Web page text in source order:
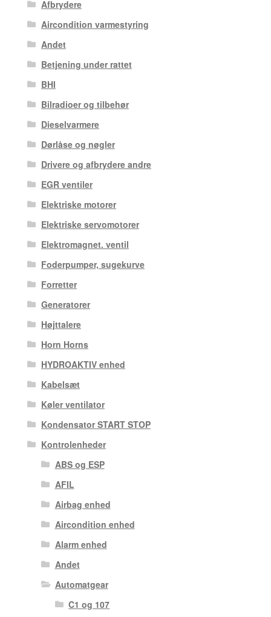
Afbrydere
Aircondition varmestyring
Andet
Betjening under rattet
BHI
Bilradioer og tilbehør
Dieselvarmere
Dørlåse og nøgler
Drivere og afbrydere andre
EGR ventiler
Elektriske motorer
Elektriske servomotorer
Elektromagnet. ventil
Foderpumper, sugekurve
Forretter
Generatorer
Højttalere
Horn Horns
HYDROAKTIV enhed
Kabelsæt
Køler ventilator
Kondensator START STOP
Kontrolenheder
ABS og ESP
AFIL
Airbag enhed
Aircondition enhed
Alarm enhed
Andet
Automatgear
C1 og 107